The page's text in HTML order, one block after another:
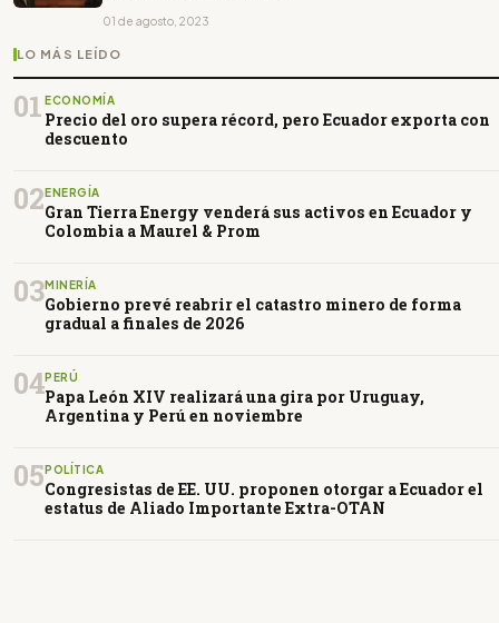
01 de agosto, 2023
LO MÁS LEÍDO
01 ECONOMÍA
Precio del oro supera récord, pero Ecuador exporta con
descuento
02 ENERGÍA
Gran Tierra Energy venderá sus activos en Ecuador y
Colombia a Maurel & Prom
03MINERÍA
Gobierno prevé reabrir el catastro minero de forma
gradual a finales de 2026
04PERÚ
Papa León XIV realizará una gira por Uruguay,
Argentina y Perú en noviembre
05 POLÍTICA
Congresistas de EE. UU. proponen otorgar a Ecuador el
estatus de Aliado Importante Extra-OTAN